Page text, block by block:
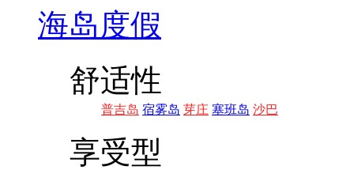
海岛度假
舒适性
普吉岛 宿雾岛 芽庄 塞班岛 沙巴
享受型